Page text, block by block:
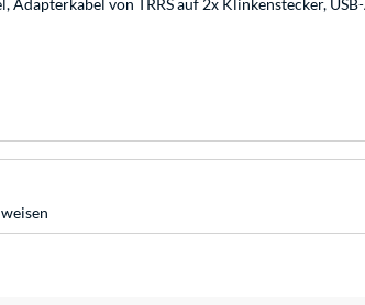
Adapterkabel von TRRS auf 2x Klinkenstecker,